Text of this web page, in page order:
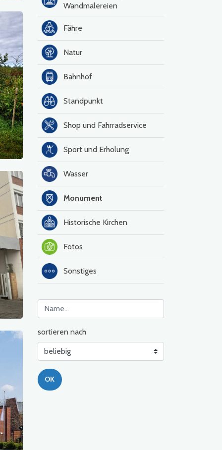
Wandmalereien
Fähre
Natur
Bahnhof
Standpunkt
Shop und Fahrradservice
Sport und Erholung
Wasser
Monument
Historische Kirchen
Fotos
Sonstiges
sortieren nach
OK